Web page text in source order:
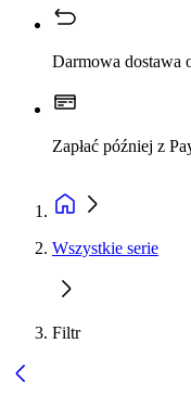
Darmowa dostawa
Zapłać później z
Wszystkie serie
Filtr